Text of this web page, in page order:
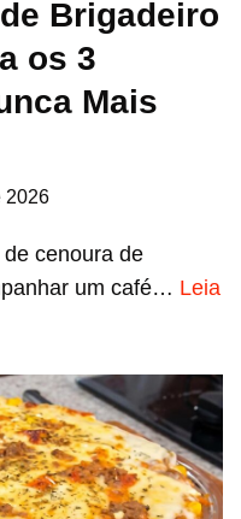
Brigadeiro
os 3
Mais
2026
cenoura de
um café… Leia